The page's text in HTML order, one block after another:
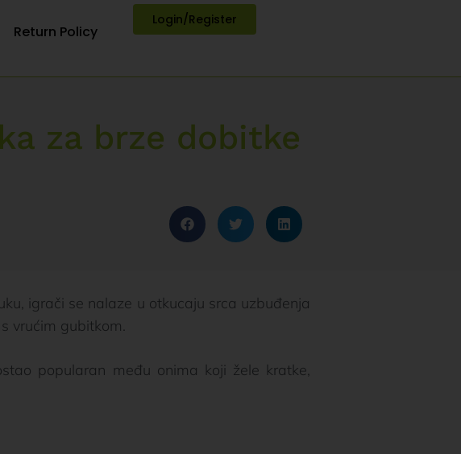
Return Policy
Login/Register
za brze dobitke
igrači se nalaze u otkucaju srca uzbuđenja
vrućim gubitkom.
popularan među onima koji žele kratke,